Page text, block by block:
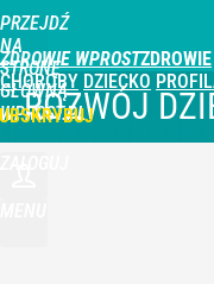
PRZEJDŹ
NA
STRONĘ
GŁÓWNĄ
WPROST.PL
ZDROWIE WPROST
CHOROBY DZIECKO
ROZWÓJ